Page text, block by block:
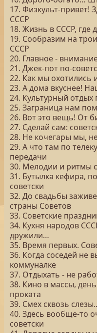
17. Физкульт-привет!
СССР
18. Жизнь в СССР, где
19. Сообразим на
СССР
20. Главное -
21. Джек-пот по-
22. Как мы охотились
23. А дома вкуснее!
24. Культурный отдых
25. Заграница нам
26. Вот это вещь! От
27. Сделай сам:
28. Не кочегары мы,
29. А что там по
передачи
30. Мелодии и ритмы
31. Бутылка кефира,
советски
32. До свадьбы
страны Советов
33. Советские
34. Кухня народов
дружили…
35. Время первых.
36. Когда соседей не
коммуналке
37. Отдыхать - не
38. Кино в массы,
проката
39. Смех сквозь
40. Здесь вообще-то
советски